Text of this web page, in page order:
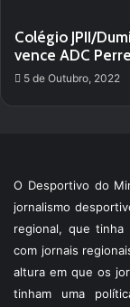
Colégio JPII/
vence ADC Perre
5 de Outubro, 2022
O Desportivo do
jornalismo
regional, que tinha
com jornais
altura em que os
tinham uma